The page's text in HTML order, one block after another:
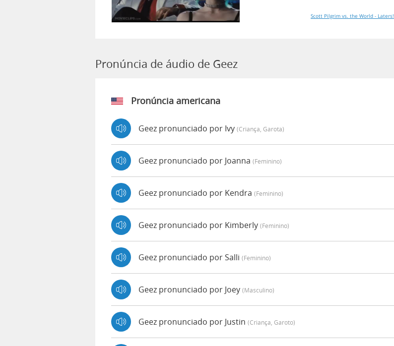
Scott Pilgrim vs. the World - Laters!
Pronúncia de áudio de Geez
Pronúncia americana
Geez pronunciado por Ivy (criança, Garota)
Geez pronunciado por Joanna (feminino)
Geez pronunciado por Kendra (feminino)
Geez pronunciado por Kimberly (feminino)
Geez pronunciado por Salli (feminino)
Geez pronunciado por Joey (masculino)
Geez pronunciado por Justin (criança, Garoto)